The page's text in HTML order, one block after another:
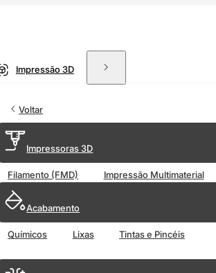
Impressão 3D
Voltar
Impressoras 3D
Filamento (FMD) Impressão Multimaterial
Acabamento
Químicos Lixas Tintas e Pincéis